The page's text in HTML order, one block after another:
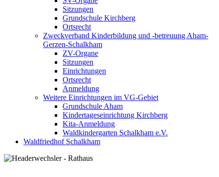
Sitzungen
Grundschule Kirchberg
Ortsrecht
Zweckverband Kinderbildung und -betreuung Aham-
Gerzen-Schalkham
ZV-Organe
Sitzungen
Einrichtungen
Ortsrecht
Anmeldung
Weitere Einrichtungen im VG-Gebiet
Grundschule Aham
Kindertageseinrichtung Kirchberg
Kita-Anmeldung
Waldkindergarten Schalkham e.V.
Waldfriedhof Schalkham